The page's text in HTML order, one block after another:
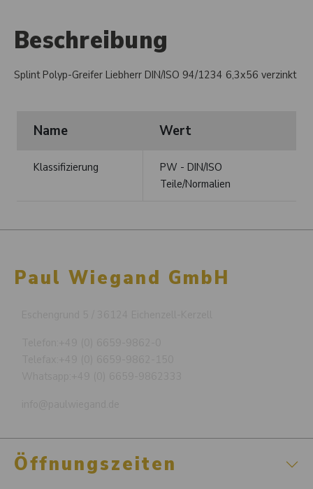
Beschreibung
Splint Polyp-Greifer Liebherr DIN/ISO 94/1234 6,3x56 verzinkt
Name Wert
Klassifizierung
PW - DIN/ISO
Teile/Normalien
Paul Wiegand GmbH
Öffnungszeiten